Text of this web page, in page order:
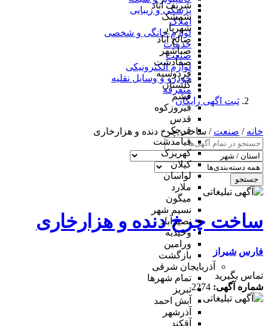
شریف آباد
شمشک
شهریار
صالح آباد
صباشهر
صفادشت
فردوسیه
گلستان
فشم
فیروزکوه
قدس
قرچک
قیامدشت
کهریزک
کیلان
لواسان
ملارد
میگون
نسیم شهر
نصیرآباد
وحیدیه
ورامین
بازگشت
آذربایجان شرقی
تمام شهر‌ها
تبریز
آبش احمد
آذرشهر
آقکند
پزشکی و زیبایی
املاک
لوازم خانگی و شخصی
خدمات
صنعت
لوازم الکترونیکی
خودرو و وسایل نقلیه
متفرقه
ثبت اگهی رایگان
خانه / صنعت / ساخت چرخ دنده و هزارخاری
جستجو
ساخت چرخ دنده و هزارخاری
فارس شیراز
تماس بگیرید
شماره آگهی: 2274